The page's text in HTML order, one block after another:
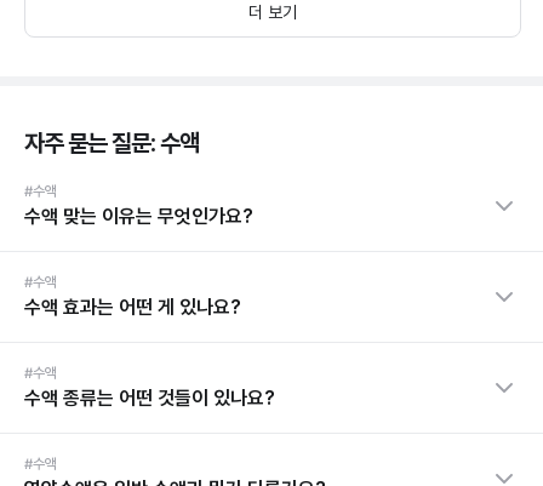
더 보기
자주 묻는 질문: 수액
#수액
수액 맞는 이유는 무엇인가요?
#수액
수액 효과는 어떤 게 있나요?
#수액
수액 종류는 어떤 것들이 있나요?
#수액